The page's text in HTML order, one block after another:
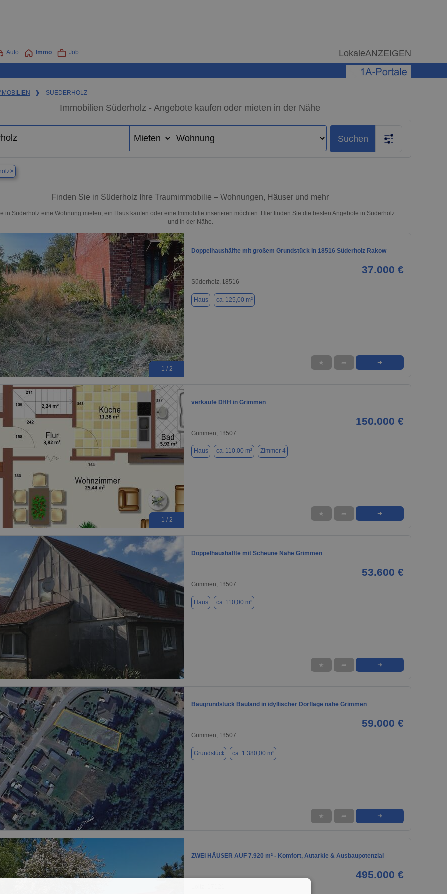
Auto Immo Job LokaleANZEIGEN
❯ SUEDERHOLZ
Immobilien Süderholz - Angebote kaufen oder mieten in der Nähe
Suchen
×
Finden Sie in Süderholz Ihre Traumimmobilie – Wohnungen, Häuser und mehr
in Süderholz eine Wohnung mieten, ein Haus kaufen oder eine Immobilie inserieren möchten: Hier finden Sie die besten Angebote in Süderholz
und in der Nähe.
1 / 2
Doppelhaushälfte mit großem Grundstück in 18516 Süderholz Rakow
37.000 €
Süderholz, 18516
Haus ca. 125,00 m²
★ ➦ ➜
1 / 2
verkaufe DHH in Grimmen
150.000 €
Grimmen, 18507
Haus ca. 110,00 m² Zimmer 4
★ ➦ ➜
Doppelhaushälfte mit Scheune Nähe Grimmen
53.600 €
Grimmen, 18507
Haus ca. 110,00 m²
★ ➦ ➜
1 / 1
Baugrundstück Bauland in idyllischer Dorflage nahe Grimmen
59.000 €
Grimmen, 18507
Grundstück ca. 1.380,00 m²
★ ➦ ➜
ZWEI HÄUSER AUF 7.920 m² - Komfort, Autarkie & Ausbaupotenzial
495.000 €